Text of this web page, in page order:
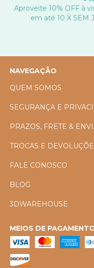
Aproveite 10% OFF à
em até 10 X SEM
NAVEGAÇÃO
QUEM SOMOS
SEGURANÇA E
PRAZOS, FRETE &
TROCAS E
FALE CONOSCO
BLOG
3DWAREHOUSE
MEIOS DE